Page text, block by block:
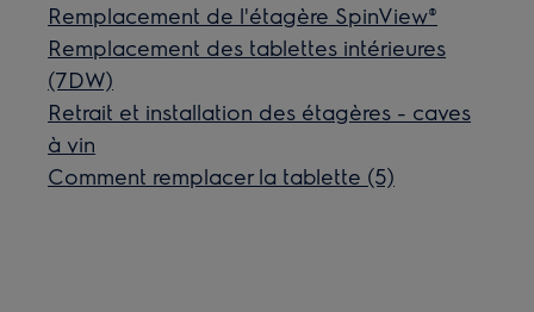
Remplacement de l'étagère SpinView®
Remplacement des tablettes intérieures
(7DW)
Retrait et installation des étagères - caves
à vin
Comment remplacer la tablette (5)